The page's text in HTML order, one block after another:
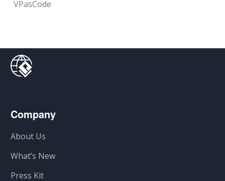
VPasCode
Company
About Us
What’s New
Press Kit